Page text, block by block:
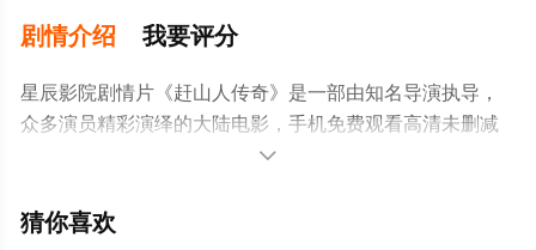
剧情介绍 我要评分
星辰影院剧情片《赶山人传奇》是一部由知名导演执导，
众多演员精彩演绎的大陆电影，手机免费观看高清未删减
完整版电影大全就上星辰电影网，更多剧情信息可移步至

猜你喜欢